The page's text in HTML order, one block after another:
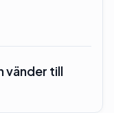
vänder till